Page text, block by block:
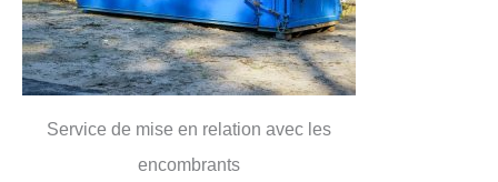
Service de mise en relation avec les
encombrants